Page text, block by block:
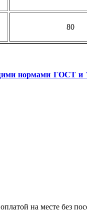
80
нормами ГОСТ и
на месте без